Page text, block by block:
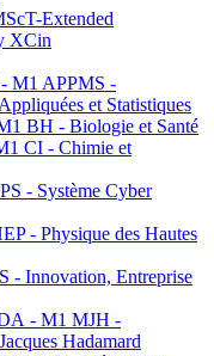
Extended
XCin
M1 APPMS -
et Statistiques
BH - Biologie et Santé
CI - Chimie et
- Système Cyber
- Physique des Hautes
- Innovation, Entreprise
- M1 MJH -
Hadamard